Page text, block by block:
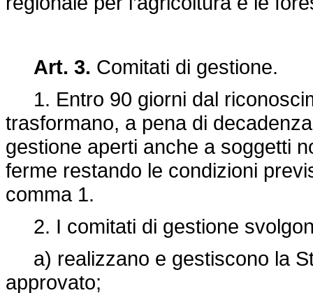
Art. 3. Comitati di gestione.
1. Entro 90 giorni dal
trasformano, a pena di
gestione aperti anche a soggetti
ferme restando le condizioni
comma 1.
2. I comitati di gestione
a) realizzano e gestiscono la
approvato;